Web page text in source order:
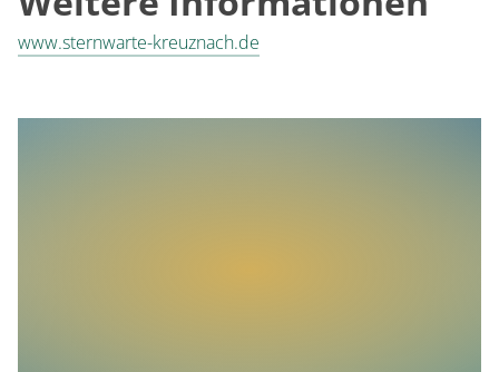
www.sternwarte-kreuznach.de